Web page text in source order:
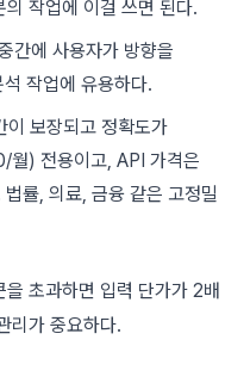
작업에 이걸 쓰면 된다.
간에 사용자가 방향을
작업에 유용하다.
보장되고 정확도가
) 전용이고, API 가격은
률, 의료, 금융 같은 고정밀
초과하면 입력 단가가 2배
리가 중요하다.